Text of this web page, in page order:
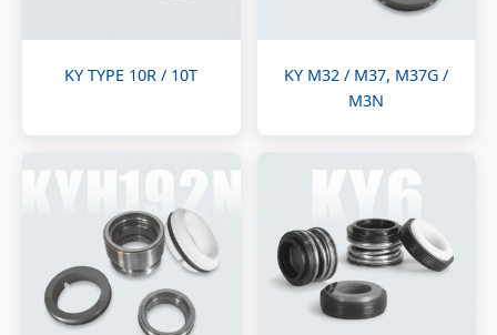
KY TYPE 10R / 10T
KY M32 / M37, M37G /
M3N